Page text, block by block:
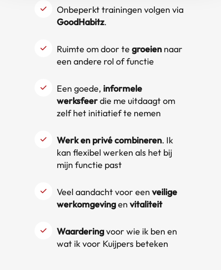
Onbeperkt trainingen volgen via
GoodHabitz.
Ruimte om door te groeien naar
een andere rol of functie
Een goede, informele
werksfeerdie me uitdaagt om
zelf het initiatief te nemen
Werk en privé combineren. Ik
kan flexibel werken als het bij
mijn functie past
Veel aandacht voor een veilige
werkomgevingen vitaliteit
Waarderingvoor wie ik ben en
wat ik voor Kuijpers beteken